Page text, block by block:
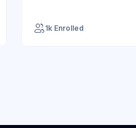
1k Enrolled